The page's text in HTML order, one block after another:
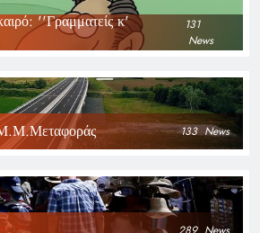
''Γραμματείς κ'
131
News
133 News